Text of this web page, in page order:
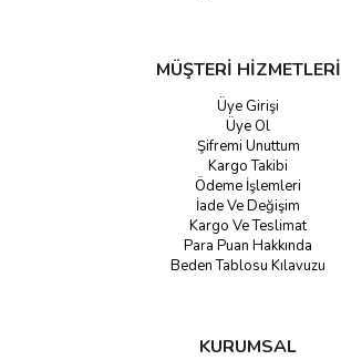
MÜŞTERİ HİZMETLERİ
Üye Girişi
Üye Ol
Şifremi Unuttum
Kargo Takibi
Ödeme İşlemleri
İade Ve Değişim
Kargo Ve Teslimat
Para Puan Hakkında
Beden Tablosu Kılavuzu
KURUMSAL